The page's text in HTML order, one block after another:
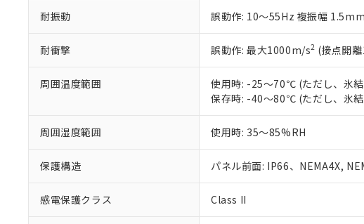
耐振動 誤動作: 10～55Hz 複振幅
耐衝撃 誤動作: 最大1000m/s2 (接点開
周囲温度範囲
使用時: -25～70℃ (ただし、氷
保存時: -40～80℃ (ただし、氷
周囲湿度範囲 使用時: 35～85%RH
保護構造 パネル前面: IP66、NEMA4X,
感電保護クラス Class II
混在することから備考欄に対
既に当社にて対応品への在
り割愛しております。